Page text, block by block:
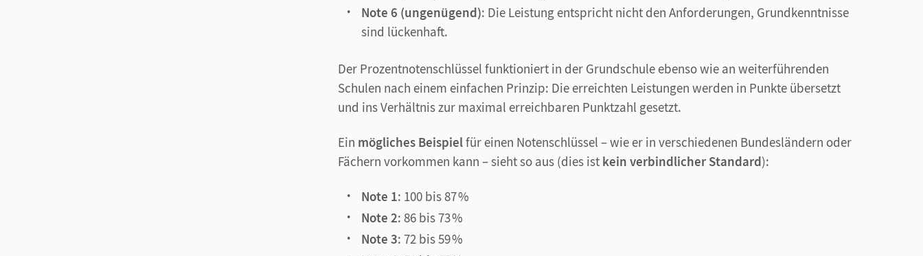
Note 6 (ungenügend): Die Leistung entspricht nicht den Anforderungen, Grundkenntnisse
sind lückenhaft.
Der Prozentnotenschlüssel funktioniert in der Grundschule ebenso wie an weiterführenden
Schulen nach einem einfachen Prinzip: Die erreichten Leistungen werden in Punkte übersetzt
und ins Verhältnis zur maximal erreichbaren Punktzahl gesetzt.
Ein mögliches Beispielfür einen Notenschlüssel – wie er in verschiedenen Bundesländern oder
Fächern vorkommen kann – sieht so aus (dies ist kein verbindlicher Standard):
Note 1: 100 bis 87 %
Note 2: 86 bis 73 %
Note 3: 72 bis 59 %